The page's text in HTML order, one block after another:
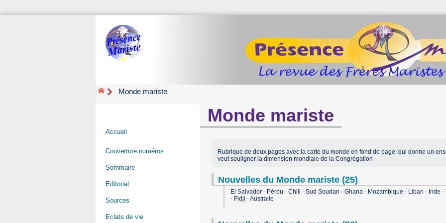
Monde mariste
Monde mariste
Rubrique de deux pages avec la carte du monde en fond de page, qui donne un
veut souligner la dimension mondiale de la Congrégation
Nouvelles du Monde mariste (25)
El Salvador - Pérou - Chili - Sud Soudan - Ghana - Mozambique - Liban - Inde
- Fidji - Australie
Accueil
Couverture numéros
Sommaire
Editorial
Sources
Eclats de vie